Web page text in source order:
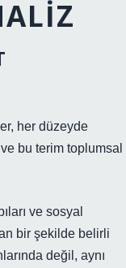
her düzeyde
bu terim toplumsal
ve sosyal
bir şekilde belirli
değil, aynı